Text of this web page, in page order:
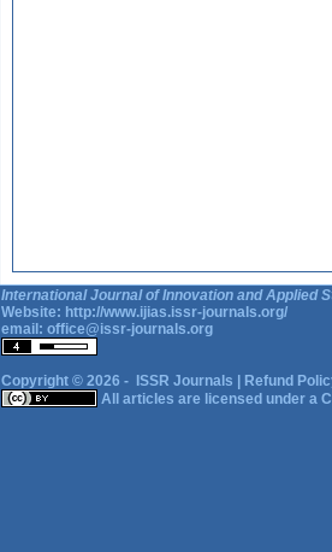
International Journal of Innovation and Applied
Website: http://www.ijias.issr-journals.org/
email: office@issr-journals.org
Copyright © 2026 - ISSR Journals
Refund
All articles are licensed under a